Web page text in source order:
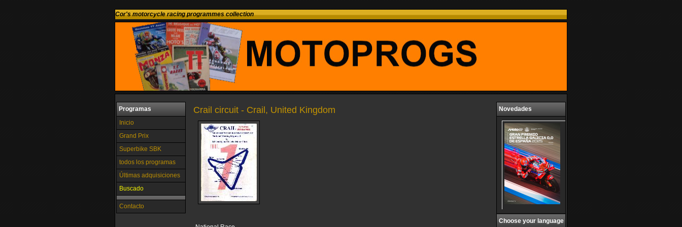
Cor's motorcycle racing programmes collection
Programas
Inicio
Grand Prix
Superbike SBK
todos los programas
Últimas adquisiciones
Buscado
Contacto
Crail circuit - Crail, United Kingdom Novedades
Choose your language